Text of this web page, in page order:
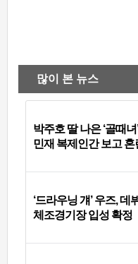
많이 본 뉴스
박주호 딸 나은 ‘골때
민재 복제인간 보고
‘드라우닝 걔’ 우즈,
체조경기장 입성 확정